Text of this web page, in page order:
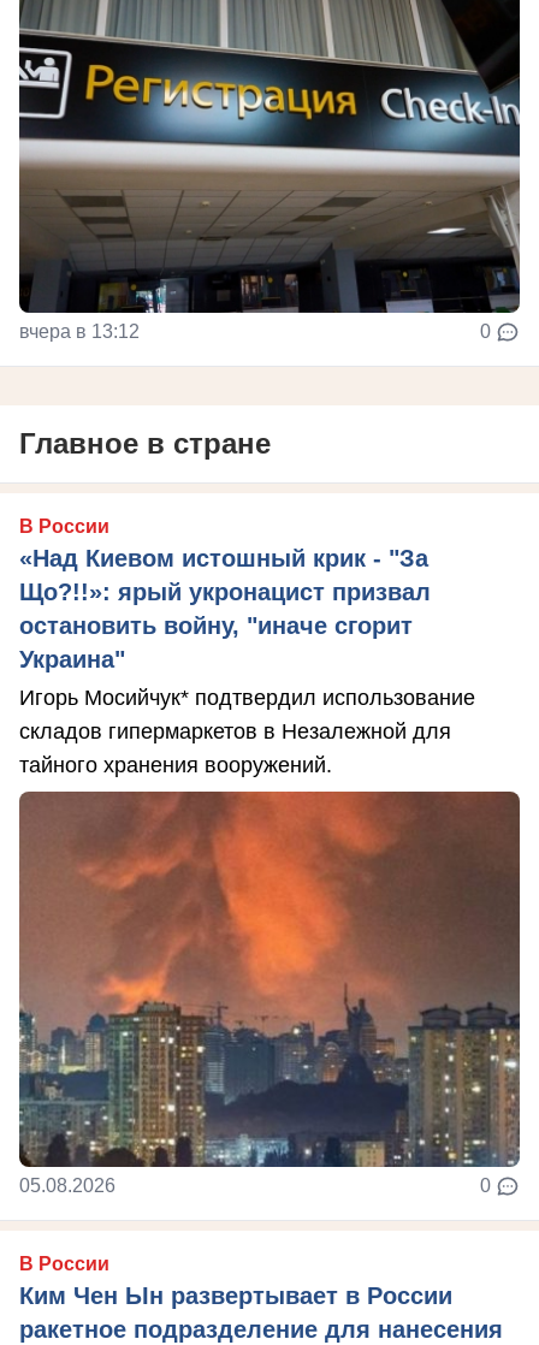
вчера в 13:12 0
Главное в стране
В России
«Над Киевом истошный крик - "За
Що?!!»: ярый укронацист призвал
остановить войну, "иначе сгорит
Украина"
Игорь Мосийчук* подтвердил использование
складов гипермаркетов в Незалежной для
тайного хранения вооружений.
05.08.2026 0
В России
Ким Чен Ын развертывает в России
ракетное подразделение для нанесения